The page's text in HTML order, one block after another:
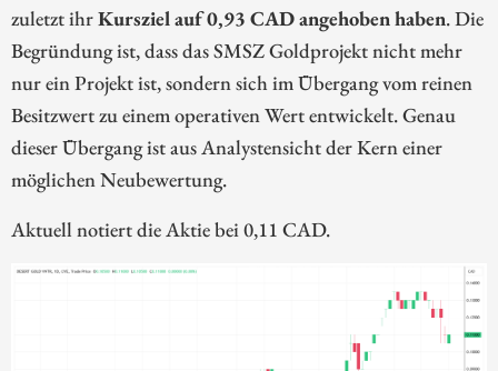
zuletzt ihrKursziel auf 0,93 CAD angehoben haben. Die
Begründung ist, dass das SMSZ Goldprojekt nicht mehr
nur ein Projekt ist, sondern sich im Übergang vom reinen
Besitzwert zu einem operativen Wert entwickelt. Genau
dieser Übergang ist aus Analystensicht der Kern einer
möglichen Neubewertung.
Aktuell notiert die Aktie bei 0,11 CAD.